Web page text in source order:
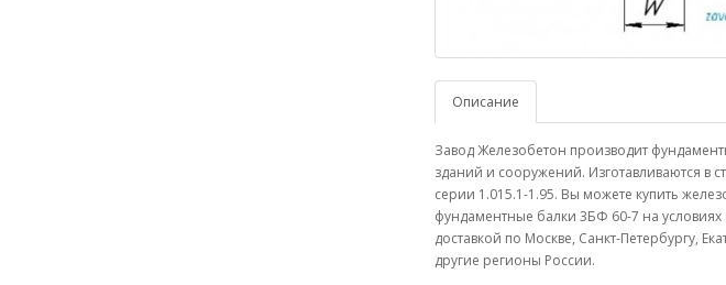
Описание
Завод Железобетон производит
зданий и сооружений. Изготавливаются в
серии 1.015.1-1.95. Вы можете купить
фундаментные балки 3БФ 60-7 на условиях
доставкой по Москве, Санкт-Петербургу,
другие регионы России.